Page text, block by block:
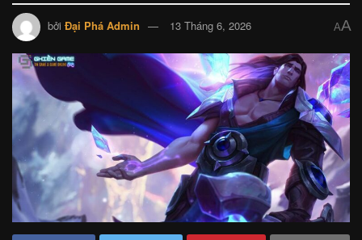
bởi Đại Phá Admin 13 Tháng 6, 2026 AA